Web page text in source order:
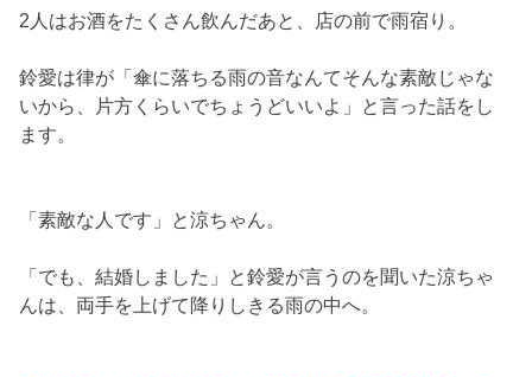
2人はお酒をたくさん飲んだあと、店の前で雨宿り。
鈴愛は律が「傘に落ちる雨の音なんてそんな素敵じゃな
いから、片方くらいでちょうどいいよ」と言った話をし
ます。
「素敵な人です」と涼ちゃん。
「でも、結婚しました」と鈴愛が言うのを聞いた涼ちゃ
んは、両手を上げて降りしきる雨の中へ。